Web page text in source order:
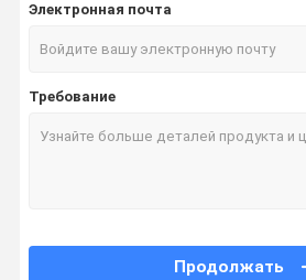
Электронная почта
Требование
Продолжать